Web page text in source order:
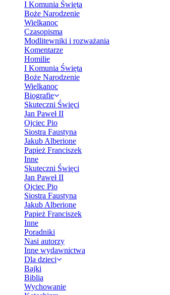
I Komunia Święta
Boże Narodzenie
Wielkanoc
Czasopisma
Modlitewniki i rozważania
Komentarze
Homilie
I Komunia Święta
Boże Narodzenie
Wielkanoc
Biografie
Skuteczni Święci
Jan Paweł II
Ojciec Pio
Siostra Faustyna
Jakub Alberione
Papież Franciszek
Inne
Skuteczni Święci
Jan Paweł II
Ojciec Pio
Siostra Faustyna
Jakub Alberione
Papież Franciszek
Inne
Poradniki
Nasi autorzy
Inne wydawnictwa
Dla dzieci
Bajki
Biblia
Wychowanie